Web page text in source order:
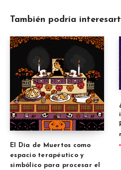
También podría
El Día de Muertos como
espacio terapéutico y
simbólico para procesar el